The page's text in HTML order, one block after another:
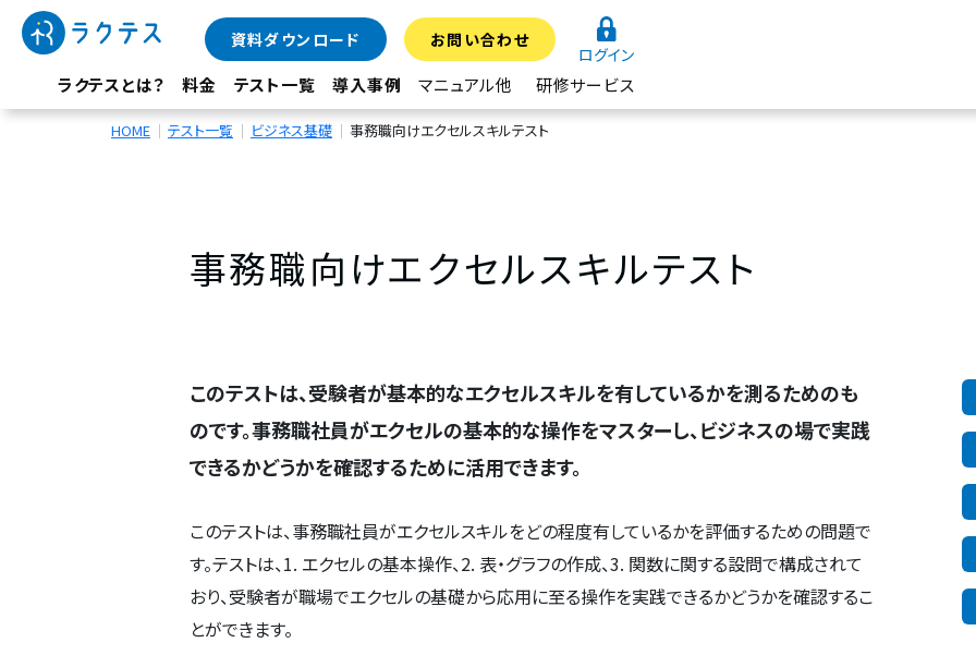
ラクテスとは？ 料金 テスト一覧 導入事例 マニュアル他 研修サービス
資料ダウンロード お問い合わせ
ログイン
HOME テスト一覧 ビジネス基礎 事務職向けエクセルスキルテスト
事務職向けエクセルスキルテスト
このテストは、受験者が基本的なエクセルスキルを有しているかを測るためのも
のです。事務職社員がエクセルの基本的な操作をマスターし、ビジネスの場で実践
できるかどうかを確認するために活用できます。
このテストは、事務職社員がエクセルスキルをどの程度有しているかを評価するための問題で
す。テストは、1. エクセルの基本操作、2. 表・グラフの作成、3. 関数に関する設問で構成されて
おり、受験者が職場でエクセルの基礎から応用に至る操作を実践できるかどうかを確認するこ
とができます。